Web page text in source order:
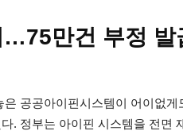
…75만건 부정 발
공공아이핀시스템이 어이없
. 정부는 아이핀 시스템을 전면